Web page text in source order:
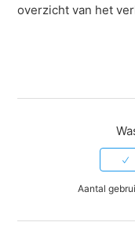
overzicht van het
Aantal